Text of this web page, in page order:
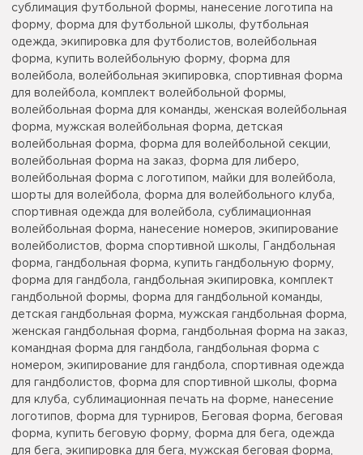
сублимация футбольной формы, нанесение логотипа на
форму, форма для футбольной школы, футбольная
одежда, экипировка для футболистов, волейбольная
форма, купить волейбольную форму, форма для
волейбола, волейбольная экипировка, спортивная форма
для волейбола, комплект волейбольной формы,
волейбольная форма для команды, женская волейбольная
форма, мужская волейбольная форма, детская
волейбольная форма, форма для волейбольной секции,
волейбольная форма на заказ, форма для либеро,
волейбольная форма с логотипом, майки для волейбола,
шорты для волейбола, форма для волейбольного клуба,
спортивная одежда для волейбола, сублимационная
волейбольная форма, нанесение номеров, экипирование
волейболистов, форма спортивной школы, Гандбольная
форма, гандбольная форма, купить гандбольную форму,
форма для гандбола, гандбольная экипировка, комплект
гандбольной формы, форма для гандбольной команды,
детская гандбольная форма, мужская гандбольная форма,
женская гандбольная форма, гандбольная форма на заказ,
командная форма для гандбола, гандбольная форма с
номером, экипирование для гандбола, спортивная одежда
для гандболистов, форма для спортивной школы, форма
для клуба, сублимационная печать на форме, нанесение
логотипов, форма для турниров, Беговая форма, беговая
форма, купить беговую форму, форма для бега, одежда
для бега, экипировка для бега, мужская беговая форма,